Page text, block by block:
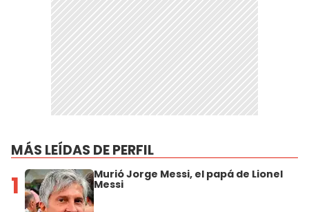
MÁS LEÍDAS DE PERFIL
1 Murió Jorge Messi, el papá de Lionel
Messi